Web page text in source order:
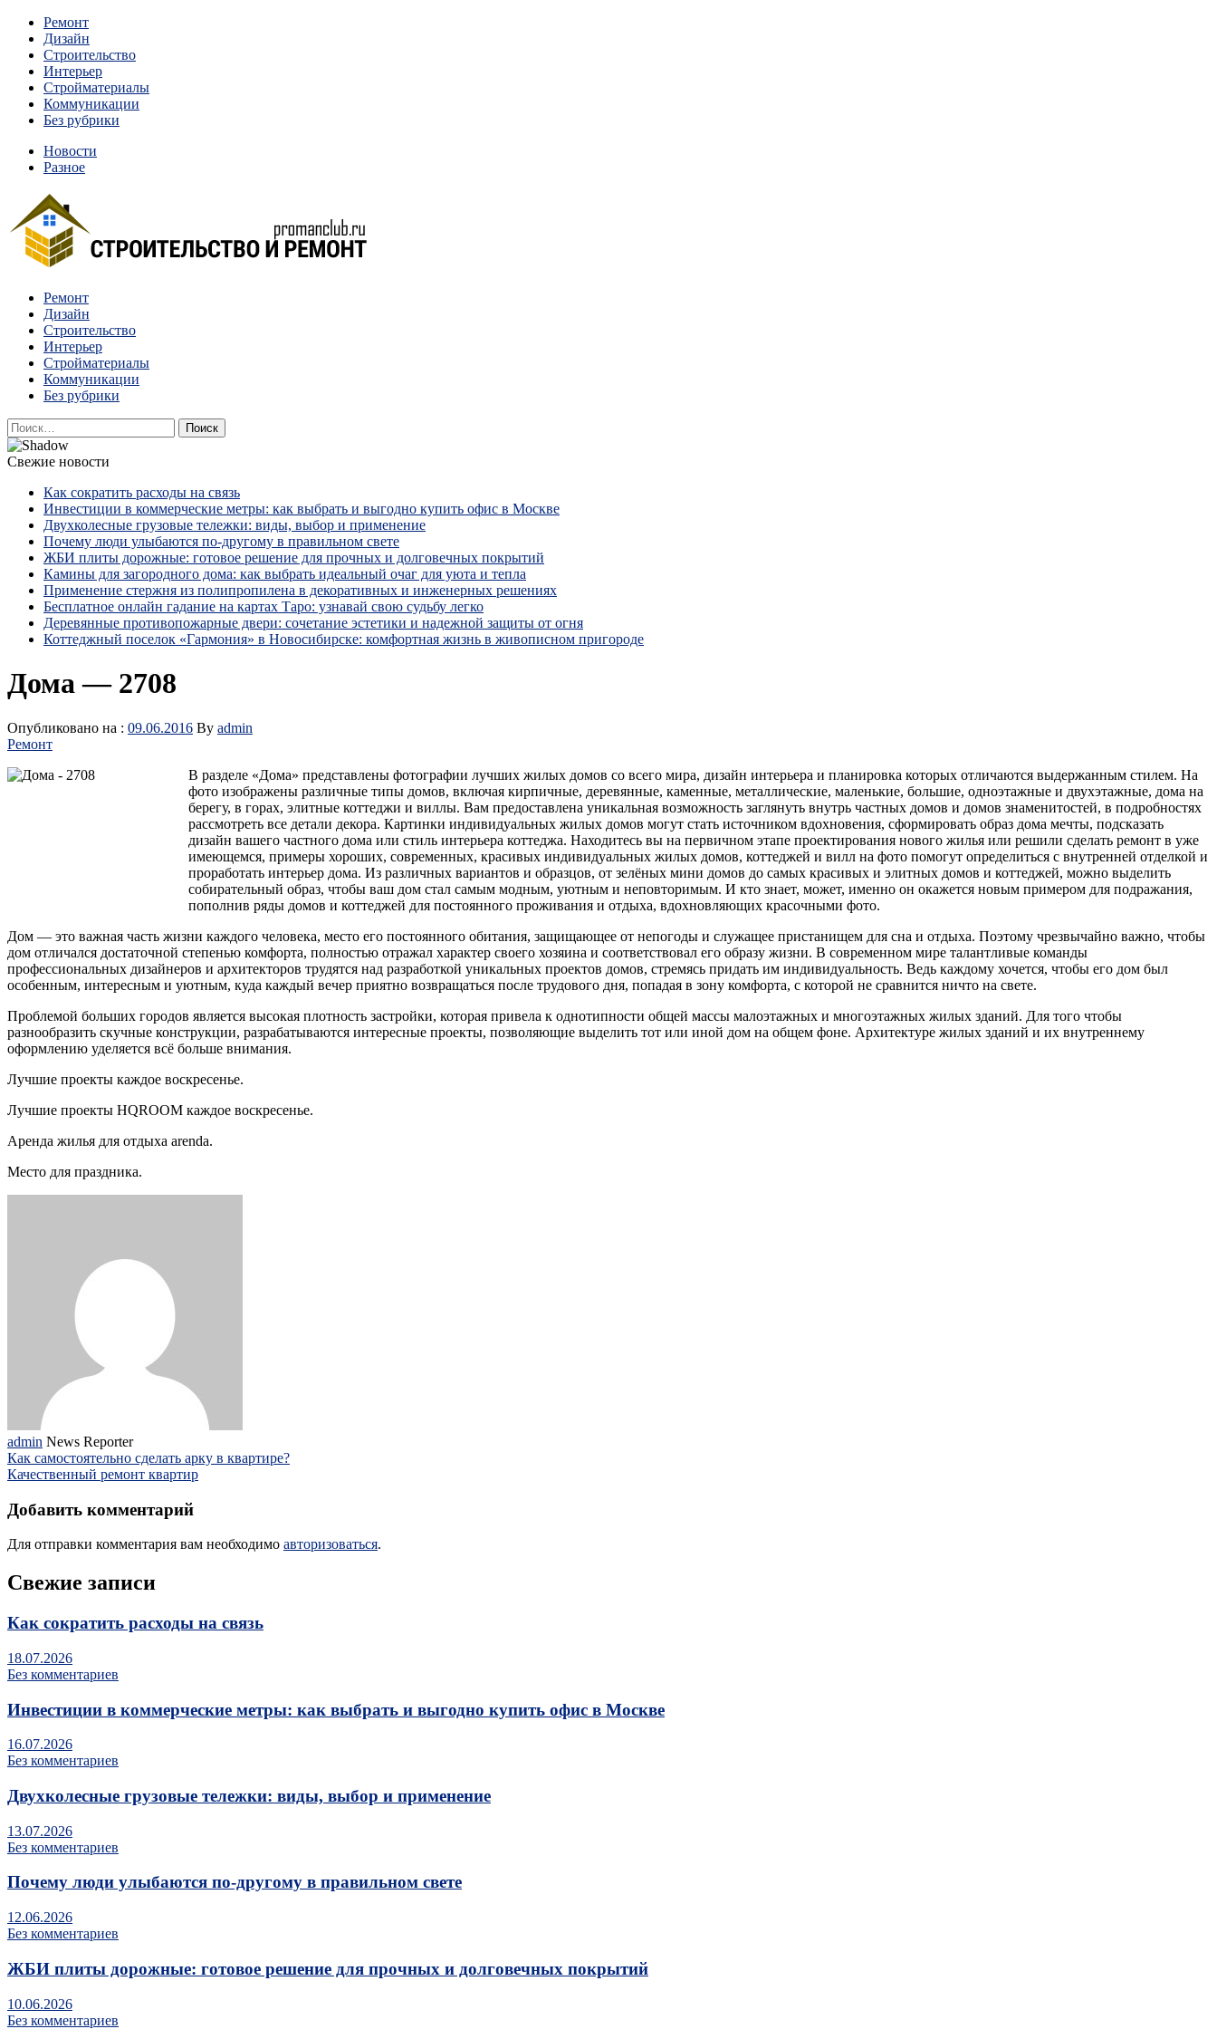
Перейти
содержимому
Ремонт
Дизайн
Строительство
Интерьер
Стройматериалы
Коммуникации
Без рубрики
Новости
Разное
Строительство и ремонт
Квартиры и дома, в которых живут разные люди, очень отличаются между собой.
Ремонт
Дизайн
Строительство
Интерьер
Стройматериалы
Коммуникации
Без рубрики
Найти:
Свежие новости
Как сократить расходы на связь
Инвестиции в коммерческие метры: как выбрать и выгодно купить офис в Москве
Двухколесные грузовые тележки: виды, выбор и применение
Почему люди улыбаются по‑другому в правильном свете
ЖБИ плиты дорожные: готовое решение для прочных и долговечных покрытий
Камины для загородного дома: как выбрать идеальный очаг для уюта и тепла
Применение стержня из полипропилена в декоративных и инженерных решениях
Бесплатное онлайн гадание на картах Таро: узнавай свою судьбу легко
Деревянные противопожарные двери: сочетание эстетики и надежной защиты от огня
Коттеджный поселок «Гармония» в Новосибирске: комфортная жизнь в живописном пригороде
Дома — 2708
Опубликовано на : 09.06.2016 By admin
Ремонт
В разделе «Дома» представлены фотографии лучших жилых домов со всего мира, дизайн интерьера и планировка которых отличаются выдержанным стилем. На
фото изображены различные типы домов, включая кирпичные, деревянные, каменные, металлические, маленькие, большие, одноэтажные и двухэтажные, дома на
берегу, в горах, элитные коттеджи и виллы. Вам предоставлена уникальная возможность заглянуть внутрь частных домов и домов знаменитостей, в подробностях
рассмотреть все детали декора. Картинки индивидуальных жилых домов могут стать источником вдохновения, сформировать образ дома мечты, подсказать
дизайн вашего частного дома или стиль интерьера коттеджа. Находитесь вы на первичном этапе проектирования нового жилья или решили сделать ремонт в уже
имеющемся, примеры хороших, современных, красивых индивидуальных жилых домов, коттеджей и вилл на фото помогут определиться с внутренней отделкой и
проработать интерьер дома. Из различных вариантов и образцов, от зелёных мини домов до самых красивых и элитных домов и коттеджей, можно выделить
собирательный образ, чтобы ваш дом стал самым модным, уютным и неповторимым. И кто знает, может, именно он окажется новым примером для подражания,
пополнив ряды домов и коттеджей для постоянного проживания и отдыха, вдохновляющих красочными фото.
Дом — это важная часть жизни каждого человека, место его постоянного обитания, защищающее от непогоды и служащее пристанищем для сна и отдыха. Поэтому чрезвычайно важно, чтобы
дом отличался достаточной степенью комфорта, полностью отражал характер своего хозяина и соответствовал его образу жизни. В современном мире талантливые команды
профессиональных дизайнеров и архитекторов трудятся над разработкой уникальных проектов домов, стремясь придать им индивидуальность. Ведь каждому хочется, чтобы его дом был
особенным, интересным и уютным, куда каждый вечер приятно возвращаться после трудового дня, попадая в зону комфорта, с которой не сравнится ничто на свете.
Проблемой больших городов является высокая плотность застройки, которая привела к однотипности общей массы малоэтажных и многоэтажных жилых зданий. Для того чтобы
разнообразить скучные конструкции, разрабатываются интересные проекты, позволяющие выделить тот или иной дом на общем фоне. Архитектуре жилых зданий и их внутреннему
оформлению уделяется всё больше внимания.
Лучшие проекты каждое воскресенье.
Лучшие проекты HQROOM каждое воскресенье.
Аренда жилья для отдыха arenda.
Место для праздника.
admin News Reporter
Как самостоятельно сделать арку в квартире?
Качественный ремонт квартир
Добавить комментарий
Для отправки комментария вам необходимо авторизоваться.
Свежие записи
Как сократить расходы на связь
18.07.2026
Без комментариев
Инвестиции в коммерческие метры: как выбрать и выгодно купить офис в Москве
16.07.2026
Без комментариев
Двухколесные грузовые тележки: виды, выбор и применение
13.07.2026
Без комментариев
Почему люди улыбаются по‑другому в правильном свете
12.06.2026
Без комментариев
ЖБИ плиты дорожные: готовое решение для прочных и долговечных покрытий
10.06.2026
Без комментариев